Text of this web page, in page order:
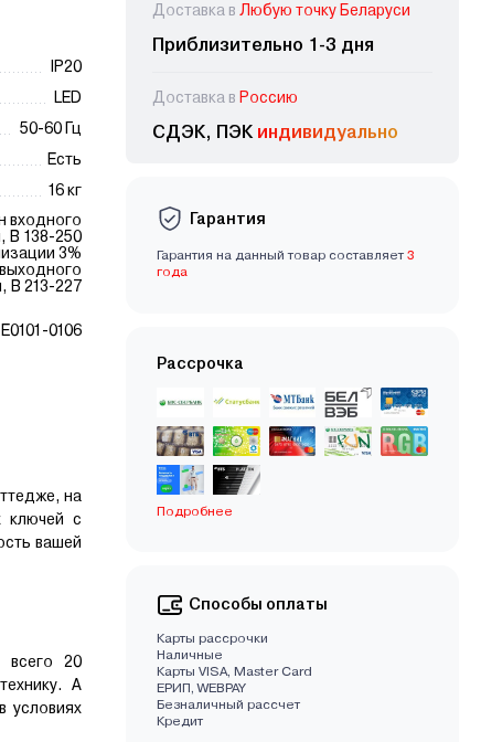
IP20
LED
50-60 Гц
Есть
16 кг
входного
3%
В 213-227
Е0101-0106
на
ключей с
вашей
всего 20
А
условиях
Доставка в Любую точку Беларуси
Приблизительно 1-3 дня
Доставка в Россию
СДЭК, ПЭК индивидуально
Гарантия
Гарантия на данный товар составляет 3
года
Рассрочка
Подробнее
Способы оплаты
Карты рассрочки
Наличные
Карты VISA, Master Card
EРИП, WEBPAY
Безналичный рассчет
Кредит